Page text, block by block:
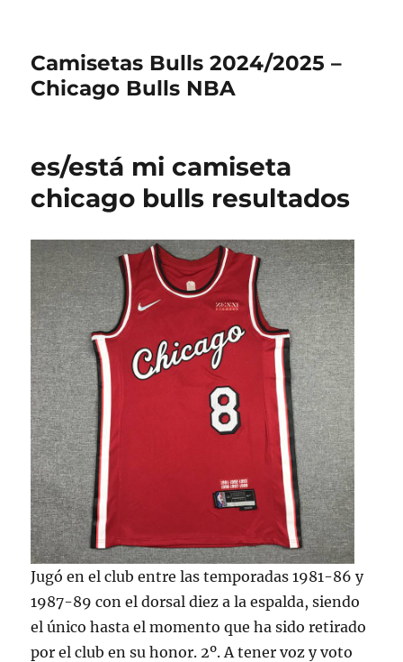
Camisetas Bulls 2024/2025 –
Chicago Bulls NBA
es/está mi camiseta
chicago bulls resultados
Jugó en el club entre las temporadas 1981-86 y
1987-89 con el dorsal diez a la espalda, siendo
el único hasta el momento que ha sido retirado
por el club en su honor. 2º. A tener voz y voto